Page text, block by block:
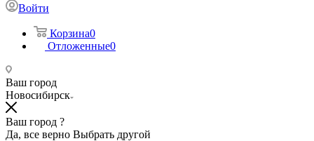
Войти
Корзина0
Отложенные0
Ваш город
Новосибирск
Ваш город ?
Да, все верно Выбрать другой